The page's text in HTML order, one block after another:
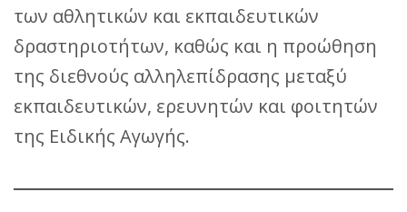
των αθλητικών και εκπαιδευτικών
δραστηριοτήτων, καθώς και η προώθηση
της διεθνούς αλληλεπίδρασης μεταξύ
εκπαιδευτικών, ερευνητών και φοιτητών
της Ειδικής Αγωγής.